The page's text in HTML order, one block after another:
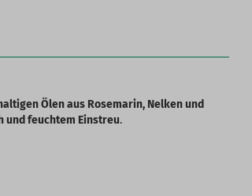
Ölen aus Rosemarin, Nelken und
und feuchtem Einstreu.